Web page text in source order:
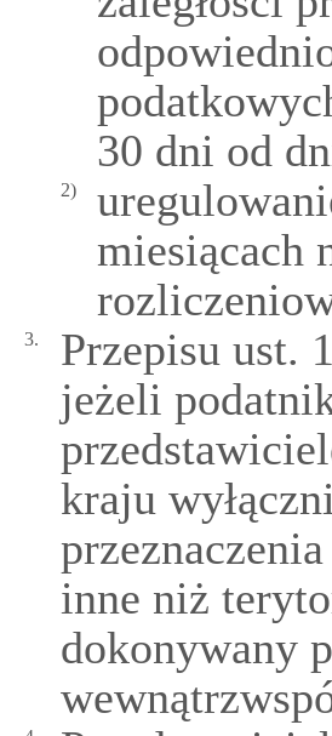
30 dni od
2)
miesiącach
3.
Przepisu ust.
jeżeli
kraju
inne niż
dokonywany